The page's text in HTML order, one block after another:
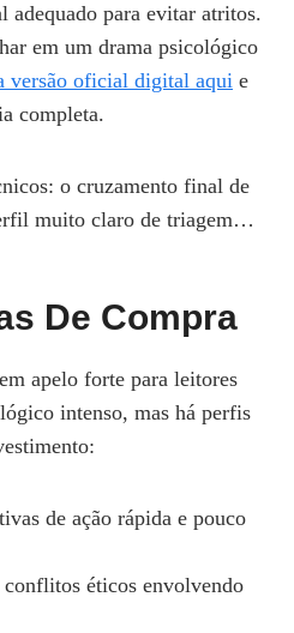
para evitar atritos.
em um drama psicológico
versão oficial digital aqui e
completa.
o cruzamento final de
muito claro de triagem…
De Compra
apelo forte para leitores
intenso, mas há perfis
de ação rápida e pouco
éticos envolvendo